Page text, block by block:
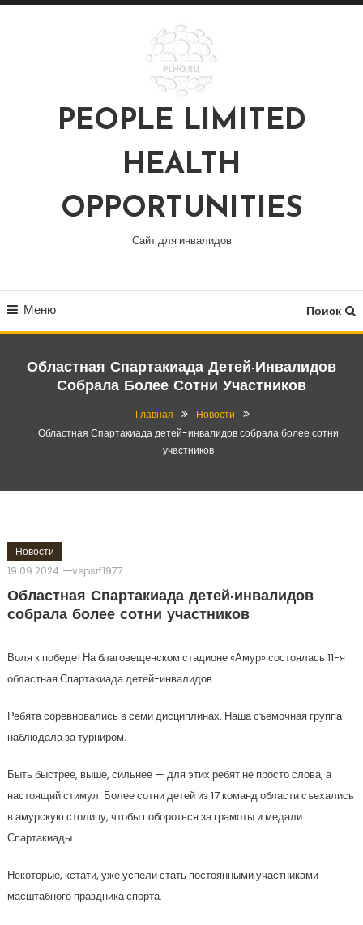
Перейти
PEOPLE LIMITED
HEALTH
OPPORTUNITIES
Сайт для инвалидов
Меню Поиск
Областная Спартакиада Детей-Инвалидов
Собрала Более Сотни Участников
Главная
Новости
Областная Спартакиада детей-инвалидов собрала более сотни
участников
Новости
19.09.2024
vepsrf1977
Областная Спартакиада детей-инвалидов
собрала более сотни участников
Воля к победе! На благовещенском стадионе «Амур» состоялась 11-я
областная Спартакиада детей-инвалидов.
Ребята соревновались в семи дисциплинах. Наша съемочная группа
наблюдала за турниром.
Быть быстрее, выше, сильнее — для этих ребят не просто слова, а
настоящий стимул. Более сотни детей из 17 команд области съехались
в амурскую столицу, чтобы побороться за грамоты и медали
Спартакиады.
Некоторые, кстати, уже успели стать постоянными участниками
масштабного праздника спорта.